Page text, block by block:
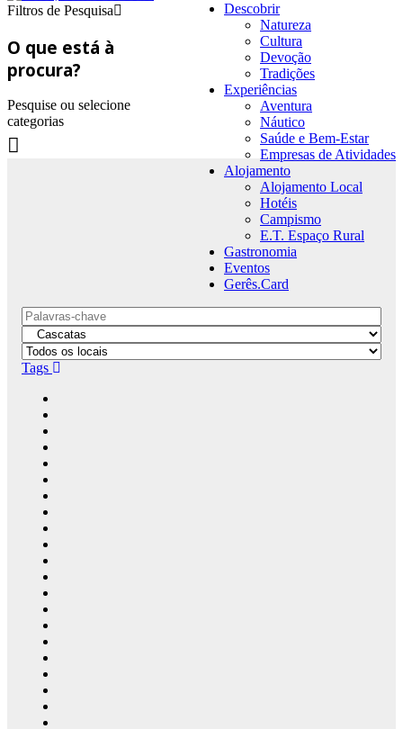
Descobrir
Natureza
Cultura
Devoção
Tradições
Experiências
Aventura
Náutico
Saúde e Bem-Estar
Empresas de Atividades
Alojamento
Alojamento Local
Hotéis
Campismo
E.T. Espaço Rural
Gastronomia
Eventos
Gerês.Card
Filtros de Pesquisa
O que está à
procura?
Pesquise ou selecione
categorias
Tags